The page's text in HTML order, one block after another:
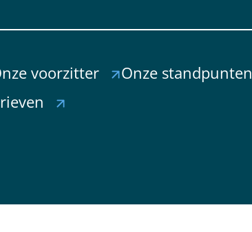
voorzitter Onze standpunten